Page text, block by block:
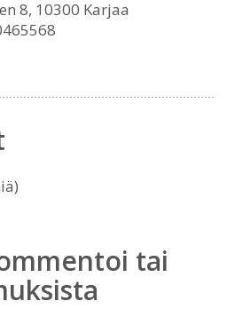
8, 10300 Karjaa
tai